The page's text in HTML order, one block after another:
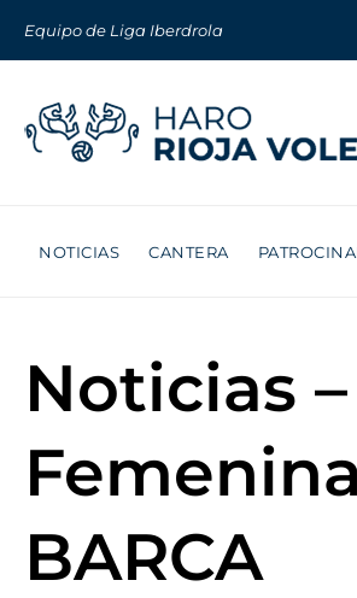
Equipo de Liga Iberdrola
NOTICIAS CANTERA
Noticias
BARCA